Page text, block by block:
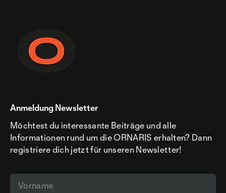
Anmeldung Newsletter
Möchtest du interessante Beiträge und alle
Informationen rund um die ORNARIS erhalten? Dann
registriere dich jetzt für unseren Newsletter!